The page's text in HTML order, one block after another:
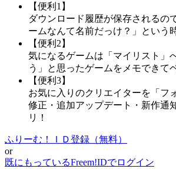
【便利1】
ダウンロード履歴が保存されるの
ームなんて名前だっけ？」という
【便利2】
気になるゲームは「マイリスト」
う」と思ったゲームをメモできて
【便利3】
お気に入りのクリエイターを「フ
修正・追加アップデート・新作通
リ！
ふりーむ！ＩＤ登録（無料）
or
既にもっているFreem!IDでログイン